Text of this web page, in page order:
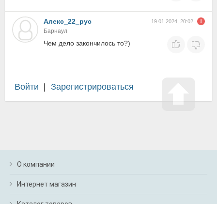
Алекс_22_рус 19.01.2024, 20:02
Барнаул
Чем дело закончилось то?)
Войти Зарегистрироваться
О компании
Интернет магазин